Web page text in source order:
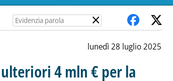
×
lunedì 28 luglio 2025
4 mln € per la